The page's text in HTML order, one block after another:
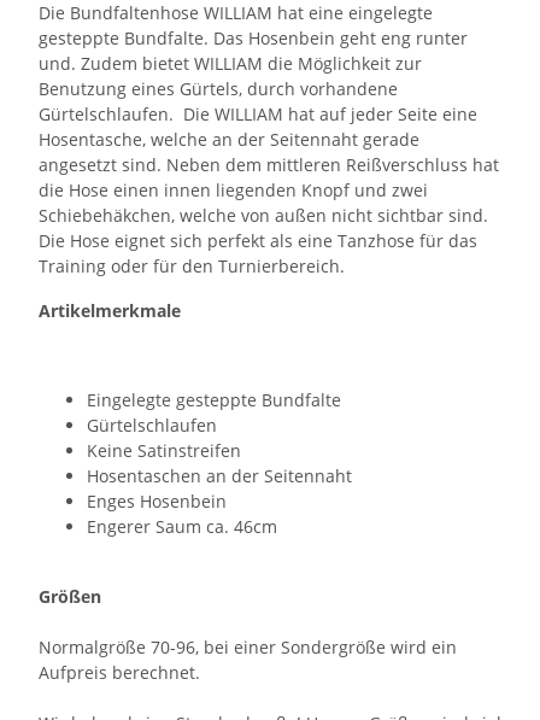
Die Bundfaltenhose WILLIAM hat eine eingelegte
gesteppte Bundfalte. Das Hosenbein geht eng runter
und. Zudem bietet WILLIAM die Möglichkeit zur
Benutzung eines Gürtels, durch vorhandene
Gürtelschlaufen. Die WILLIAM hat auf jeder Seite eine
Hosentasche, welche an der Seitennaht gerade
angesetzt sind. Neben dem mittleren Reißverschluss hat
die Hose einen innen liegenden Knopf und zwei
Schiebehäkchen, welche von außen nicht sichtbar sind.
Die Hose eignet sich perfekt als eine Tanzhose für das
Training oder für den Turnierbereich.
Artikelmerkmale
Eingelegte gesteppte Bundfalte
Gürtelschlaufen
Keine Satinstreifen
Hosentaschen an der Seitennaht
Enges Hosenbein
Engerer Saum ca. 46cm
Größen
Normalgröße 70-96, bei einer Sondergröße wird ein
Aufpreis berechnet.